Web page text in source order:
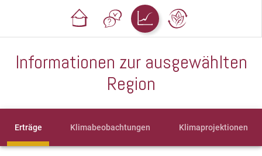
Informationen zur ausgewählten
Region
Erträge Klimabeobachtungen Klimaprojektionen